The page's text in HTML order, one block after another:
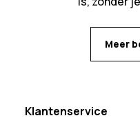
Meer
Klantenservice